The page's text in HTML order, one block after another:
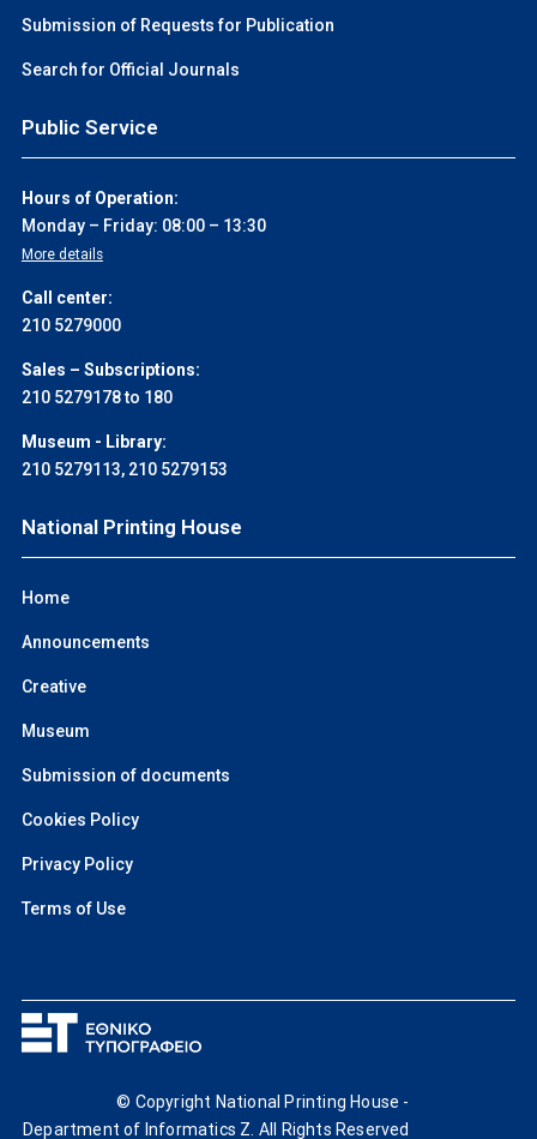
Submission of Requests for Publication
Search for Official Journals
Public Service
Hours of Operation:
Monday – Friday: 08:00 – 13:30
More details
Call center:
210 5279000
Sales – Subscriptions:
210 5279178 to 180
Museum - Library:
210 5279113, 210 5279153
National Printing House
Home
Announcements
Creative
Museum
Submission of documents
Cookies Policy
Privacy Policy
Terms of Use
© Copyright National Printing House -
Department of Informatics Z. All Rights Reserved